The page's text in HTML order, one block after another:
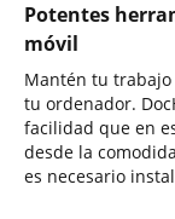
Potentes
móvil
Mantén tu
tu ordenador.
facilidad que en
desde la
es necesario